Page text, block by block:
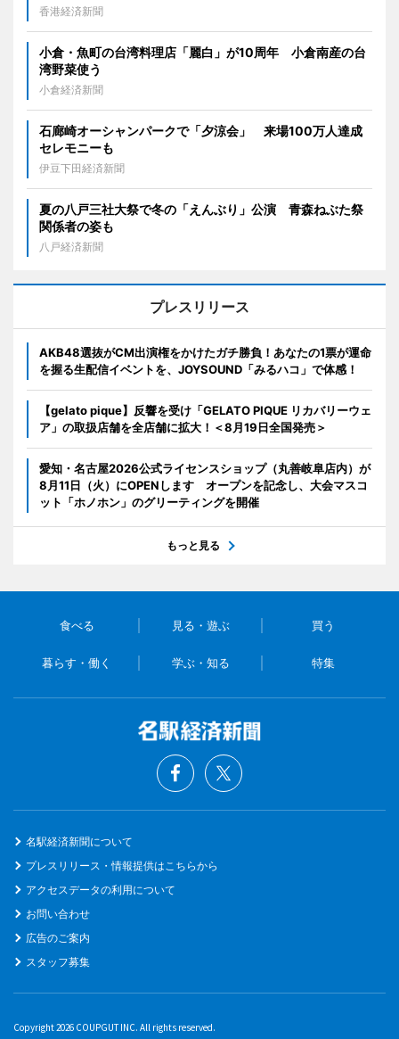
香港経済新聞
小倉・魚町の台湾料理店「麗白」が10周年 小倉南産の台
湾野菜使う
小倉経済新聞
石廊崎オーシャンパークで「夕涼会」 来場100万人達成
セレモニーも
伊豆下田経済新聞
夏の八戸三社大祭で冬の「えんぶり」公演 青森ねぶた祭
関係者の姿も
八戸経済新聞
プレスリリース
AKB48選抜がCM出演権をかけたガチ勝負！あなたの1票が運命
を握る生配信イベントを、JOYSOUND「みるハコ」で体感！
【gelato pique】反響を受け「GELATO PIQUE リカバリーウェ
ア」の取扱店舗を全店舗に拡大！＜8月19日全国発売＞
愛知・名古屋2026公式ライセンスショップ（丸善岐阜店内）が
8月11日（火）にOPENします オープンを記念し、大会マスコ
ット「ホノホン」のグリーティングを開催
もっと見る
食べる 見る・遊ぶ 買う
暮らす・働く 学ぶ・知る 特集
名駅経済新聞について
プレスリリース・情報提供はこちらから
アクセスデータの利用について
お問い合わせ
広告のご案内
スタッフ募集
Copyright 2026 COUPGUT INC. All rights reserved.